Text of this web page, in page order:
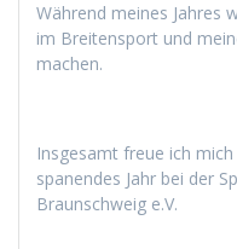
Während meines Jahres
im Bre­it­en­sport und
machen.
Ins­ge­samt freue ich
spanen­des Jahr bei der
Braun­schweig e.V.